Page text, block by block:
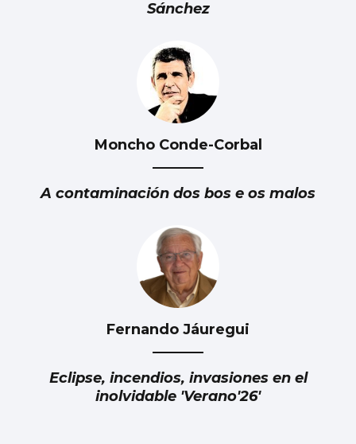
Sánchez
Moncho Conde-Corbal
A contaminación dos bos e os malos
Fernando Jáuregui
Eclipse, incendios, invasiones en el
inolvidable 'Verano'26'